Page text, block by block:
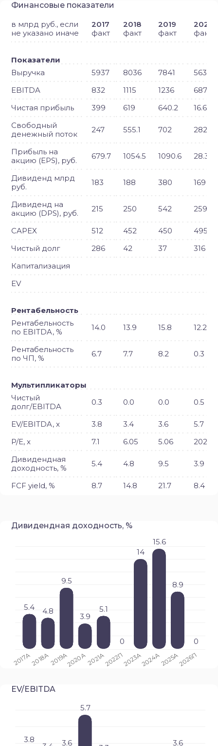
Финансовые показатели
в млрд руб., если
не указано иначе
2017
факт
2018
факт
2019
факт
2020
факт
Показатели
Выручка
5937 8036 7841
5639.4
EBITDA
832 1115 1236
687.1
Чистая прибыль
399 619 640.2
16.6
Свободный
денежный поток
247 555.1 702 282.6
Прибыль на
акцию (EPS), руб.
679.7 1054.5 1090.6 28.3
Дивиденд млрд
руб.
183 188 380 169
Дивиденд на
акцию (DPS), руб.
215 250 542 259
CAPEX 512 452 450
495
Чистый долг
286 42 37
316
Капитализация
EV
Рентабельность
Рентабельность
по EBITDA, %
14.0 13.9 15.8 12.2
Рентабельность
по ЧП, %
6.7 7.7 8.2 0.3
Мультипликаторы
Чистый
долг/EBITDA
0.3 0.0 0.0 0.5
EV/EBITDA, x 3.8 3.4 3.6
5.7
P/E, x
7.1 6.05 5.06
202.6
Дивидендная
доходность, %
5.4 4.8 9.5 3.9
FCF yield, % 8.7 14.8 21.7 8.4
Дивидендная доходность, %
EV/EBITDA